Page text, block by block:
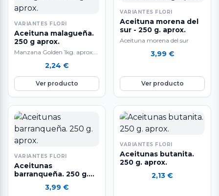
VARIANTES FLORI
Aceituna malagueña.
250 g aprox.
Manzana Golden 1kg. aprox.
fruta nutritiva e hidratante ya
que está compuesta por agua
en un 85%, aporta vitamina E
y C, rica en fibra y en potasio.
Favorece la eliminación de
líquidos y mejora el tránsito
intestinal. Ayuda a controlar
el colesterol.
2,24 €
Ver producto
VARIANTES FLORI
Aceituna morena del
sur - 250 g. aprox.
Aceituna morena del sur
3,99 €
Ver producto
VARIANTES FLORI
Aceitunas
barranqueña. 250 g.
3,99 €
VARIANTES FLORI
Aceitunas butanita.
250 g. aprox.
2,13 €